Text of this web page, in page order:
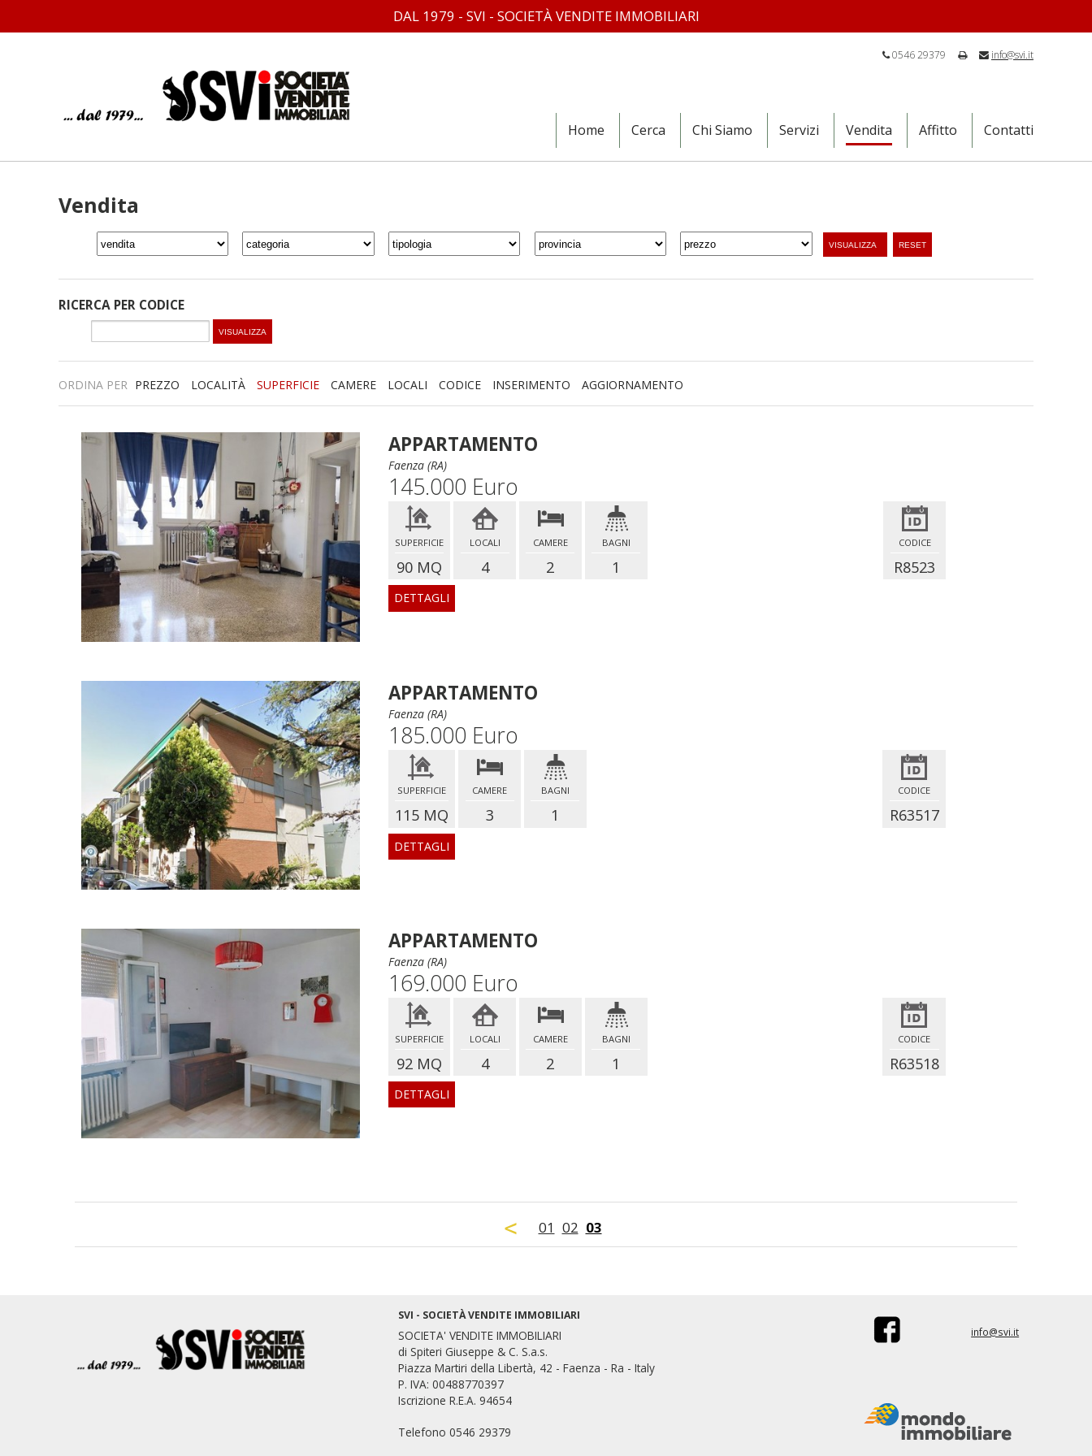
DAL 1979 - SVI - SOCIETÀ VENDITE IMMOBILIARI
0546 29379 info@svi.it
Home Cerca Chi Siamo Servizi Vendita Affitto Contatti
Vendita
VISUALIZZA RESET
RICERCA PER CODICE
ORDINA PER PREZZO LOCALITÀ SUPERFICIE CAMERE LOCALI CODICE INSERIMENTO AGGIORNAMENTO
APPARTAMENTO
Faenza (RA)
145.000 Euro
CODICE
R8523
SUPERFICIE
90 MQ
LOCALI
4
CAMERE
2
BAGNI
1
DETTAGLI
APPARTAMENTO
Faenza (RA)
185.000 Euro
CODICE
R63517
SUPERFICIE
115 MQ
CAMERE
3
BAGNI
1
DETTAGLI
APPARTAMENTO
Faenza (RA)
169.000 Euro
CODICE
R63518
SUPERFICIE
92 MQ
LOCALI
4
CAMERE
2
BAGNI
1
DETTAGLI
01 02 03
SVI - SOCIETÀ VENDITE IMMOBILIARI
SOCIETA' VENDITE IMMOBILIARI
di Spiteri Giuseppe & C. S.a.s.
Piazza Martiri della Libertà, 42 - Faenza - Ra - Italy
P. IVA: 00488770397
Iscrizione R.E.A. 94654
Telefono 0546 29379
info@svi.it